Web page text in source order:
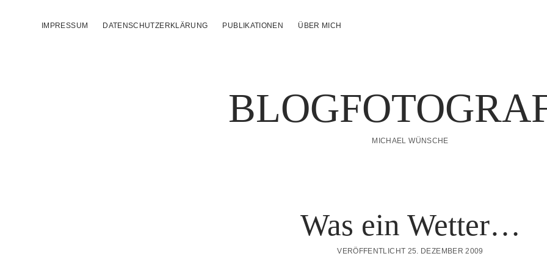
IMPRESSUM DATENSCHUTZERKLÄRUNG PUBLIKATIONEN ÜBER MICH
MICHAEL WÜNSCHE
Was ein Wetter…
VERÖFFENTLICHT 25. DEZEMBER 2009